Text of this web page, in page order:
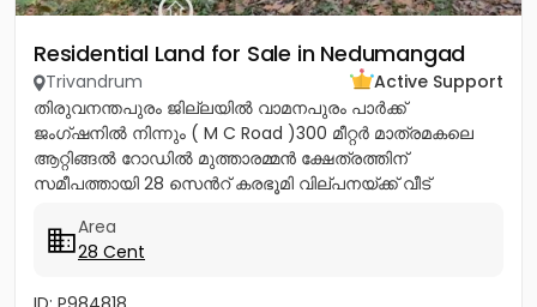
Residential Land for Sale in Nedumangad
Trivandrum
Active Support
തിരുവനന്തപുരം ജില്ലയിൽ വാമനപുരം പാർക്ക്
ജംഗ്ഷനിൽ നിന്നും ( M C Road )300 മീറ്റർ മാത്രമകലെ
ആറ്റിങ്ങൽ റോഡിൽ മുത്താരമ്മൻ ക്ഷേത്രത്തിന്
സമീപത്തായി 28 സെൻറ് കരഭൂമി വില്പനയ്ക്ക് വീട്
Area
28 Cent